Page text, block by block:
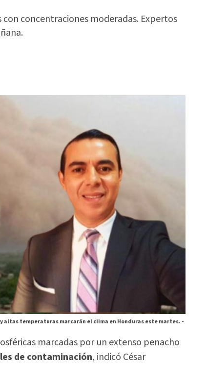
concentraciones moderadas. Expertos
altas temperaturas marcarán el clima en Honduras este martes. -
marcadas por un extenso penacho
de contaminación, indicó César